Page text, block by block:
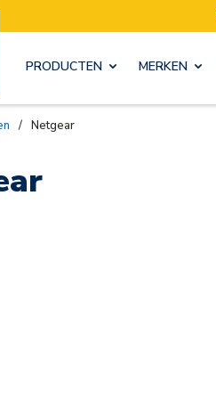
PRODUCTEN MERKEN
/ Netgear